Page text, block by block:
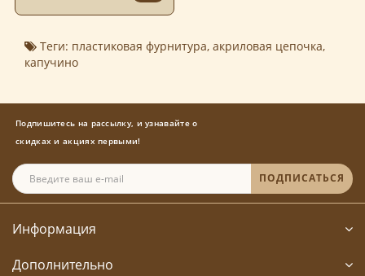
Теги: пластиковая фурнитура, акриловая цепочка,
капучино
Подпишитесь на рассылку, и узнавайте о
скидках и акциях первыми!
ПОДПИСАТЬСЯ
Информация
Дополнительно